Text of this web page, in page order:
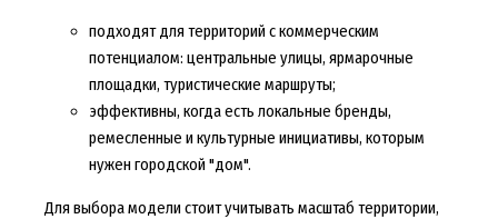
подходят для территорий с коммерческим
потенциалом: центральные улицы, ярмарочные
площадки, туристические маршруты;
эффективны, когда есть локальные бренды,
ремесленные и культурные инициативы, которым
нужен городской "дом".
Для выбора модели стоит учитывать масштаб территории,